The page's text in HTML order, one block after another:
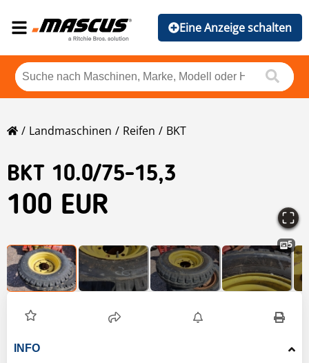
Eine Anzeige schalten
Landmaschinen Reifen BKT
BKT 10.0/75-15,3
100 EUR
5
INFO